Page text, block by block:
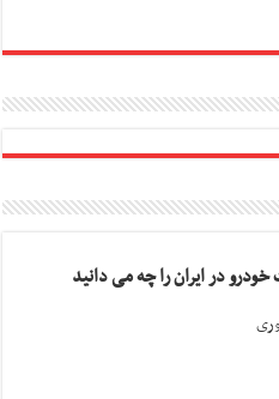
در ایران را چه می دانید